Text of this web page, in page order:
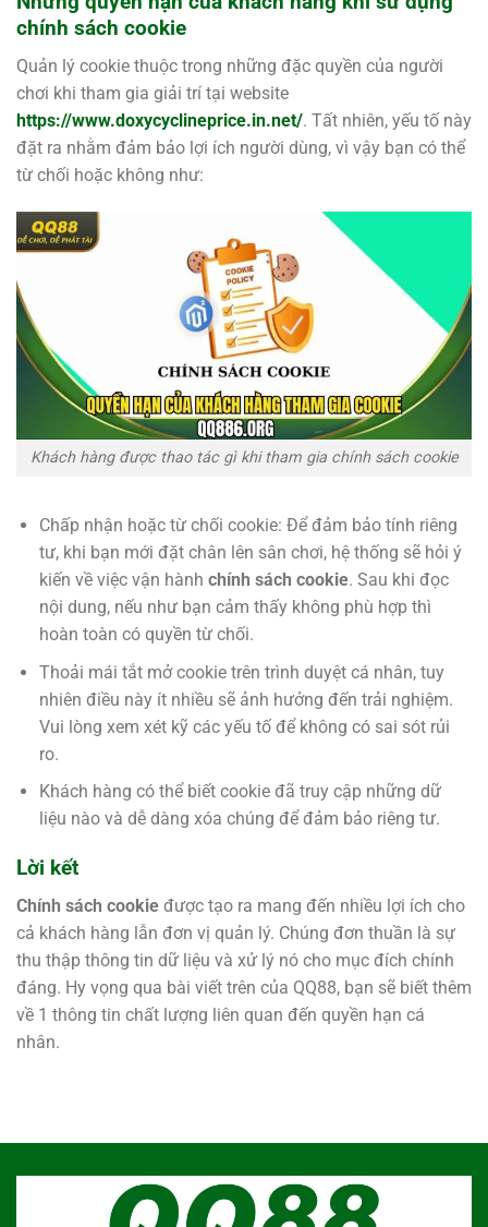
chính sách cookie
Quản lý cookie thuộc trong những đặc quyền của người
chơi khi tham gia giải trí tại website
https://www.doxycyclineprice.in.net/. Tất nhiên, yếu tố này
đặt ra nhằm đảm bảo lợi ích người dùng, vì vậy bạn có thể
từ chối hoặc không như:
Khách hàng được thao tác gì khi tham gia chính sách cookie
Chấp nhận hoặc từ chối cookie: Để đảm bảo tính riêng
tư, khi bạn mới đặt chân lên sân chơi, hệ thống sẽ hỏi ý
kiến về việc vận hành chính sách cookie. Sau khi đọc
nội dung, nếu như bạn cảm thấy không phù hợp thì
hoàn toàn có quyền từ chối.
Thoải mái tắt mở cookie trên trình duyệt cá nhân, tuy
nhiên điều này ít nhiều sẽ ảnh hưởng đến trải nghiệm.
Vui lòng xem xét kỹ các yếu tố để không có sai sót rủi
ro.
Khách hàng có thể biết cookie đã truy cập những dữ
liệu nào và dễ dàng xóa chúng để đảm bảo riêng tư.
Lời kết
Chính sách cookie được tạo ra mang đến nhiều lợi ích cho
cả khách hàng lẫn đơn vị quản lý. Chúng đơn thuần là sự
thu thập thông tin dữ liệu và xử lý nó cho mục đích chính
đáng. Hy vọng qua bài viết trên của QQ88, bạn sẽ biết thêm
về 1 thông tin chất lượng liên quan đến quyền hạn cá
nhân.